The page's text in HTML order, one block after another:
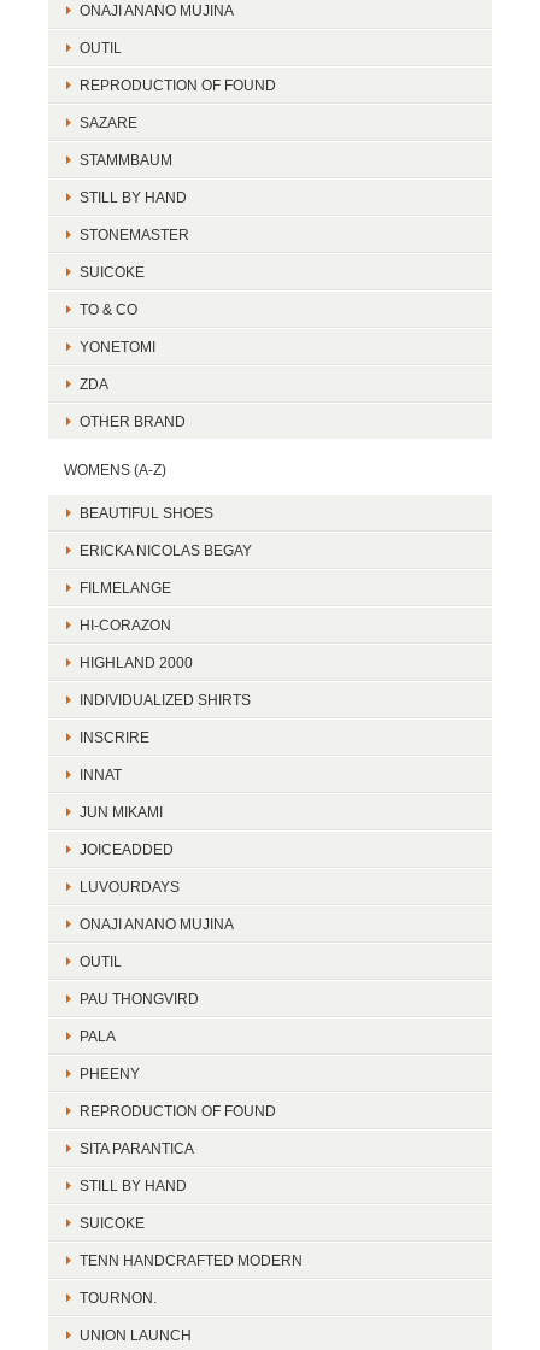
ONAJI ANANO MUJINA
OUTIL
REPRODUCTION OF FOUND
SAZARE
STAMMBAUM
STILL BY HAND
STONEMASTER
SUICOKE
TO & CO
YONETOMI
ZDA
OTHER BRAND
WOMENS (A-Z)
BEAUTIFUL SHOES
ERICKA NICOLAS BEGAY
FILMELANGE
HI-CORAZON
HIGHLAND 2000
INDIVIDUALIZED SHIRTS
INSCRIRE
INNAT
JUN MIKAMI
JOICEADDED
LUVOURDAYS
ONAJI ANANO MUJINA
OUTIL
PAU THONGVIRD
PALA
PHEENY
REPRODUCTION OF FOUND
SITA PARANTICA
STILL BY HAND
SUICOKE
TENN HANDCRAFTED MODERN
TOURNON.
UNION LAUNCH